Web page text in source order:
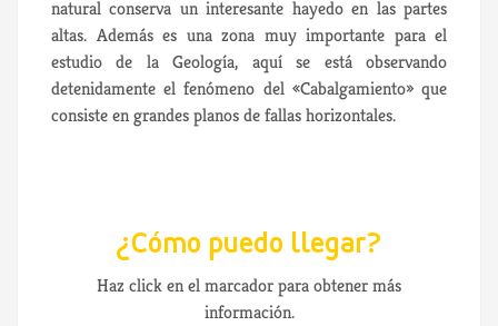
natural conserva un interesante hayedo en las partes
altas. Además es una zona muy importante para el
estudio de la Geología, aquí se está observando
detenidamente el fenómeno del «Cabalgamiento» que
consiste en grandes planos de fallas horizontales.
¿Cómo puedo llegar?
Haz click en el marcador para obtener más
información.